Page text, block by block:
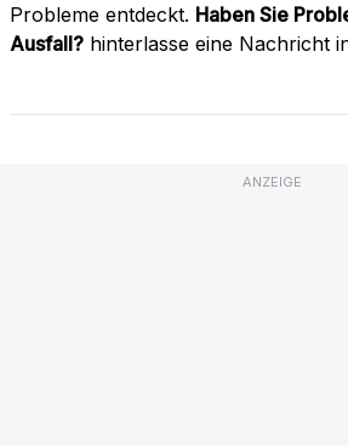
Probleme entdeckt. Haben Sie
Ausfall? hinterlasse eine Nachricht
ANZEIGE